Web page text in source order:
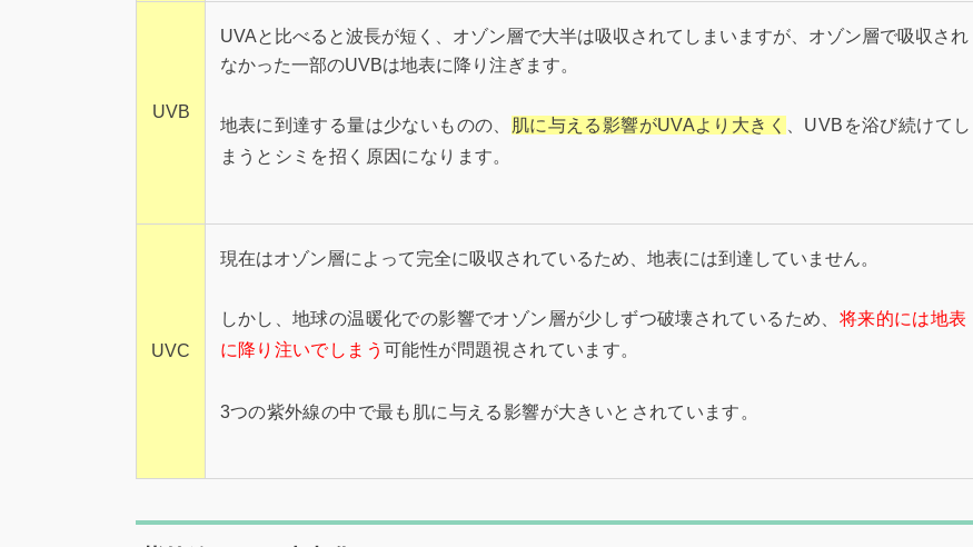
UVB
UVAと比べると波長が短く、オゾン層で大半は吸収されてしまいますが、オゾン層で吸収され
なかった一部のUVBは地表に降り注ぎます。
地表に到達する量は少ないものの、 肌に与える影響がUVAより大きく
、UVBを浴び続けてし
まうとシミを招く原因になります。
UVC
現在はオゾン層によって完全に吸収されているため、地表には到達していません。
しかし、地球の温暖化での影響でオゾン層が少しずつ破壊されているため、 将来的には地表
に降り注いでしまう可能性が問題視されています。
3つの紫外線の中で最も肌に与える影響が大きいとされています。